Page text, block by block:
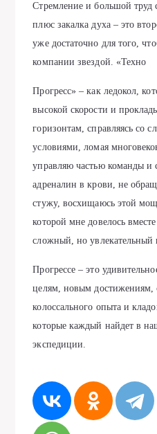
Стремление и большой труд
плюс закалка духа – это
уже достаточно для того,
компании звездой. «Техно
Прогресс» – как ледокол,
высокой скорости и
горизонтам, справляясь со
условиями, ломая
управляю частью команды
адреналин в крови, не
стужу, восхищаюсь этой
которой мне довелось
сложный, но увлекательный
Прогрессе – это
целям, новым достижениям,
колоссального опыта и
которые каждый найдет в
экспедиции.